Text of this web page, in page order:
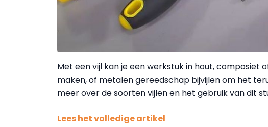
Met een vijl kan je een werkstuk in hout, composiet
maken, of metalen gereedschap bijvijlen om het
meer over de soorten vijlen en het gebruik van dit
Lees het volledige artikel